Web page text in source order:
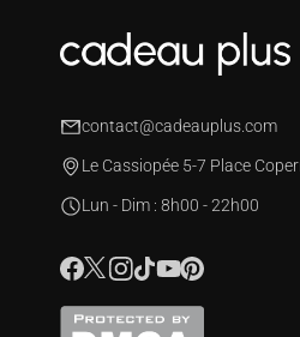
contact@cadeauplus.com
Le Cassiopée 5-7 Place
Lun - Dim : 8h00 - 22h00